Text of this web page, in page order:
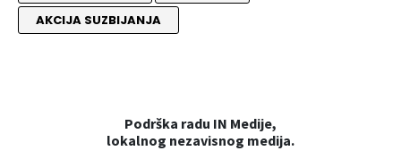
AKCIJA SUZBIJANJA
Podrška radu IN Medije,
lokalnog nezavisnog medija.